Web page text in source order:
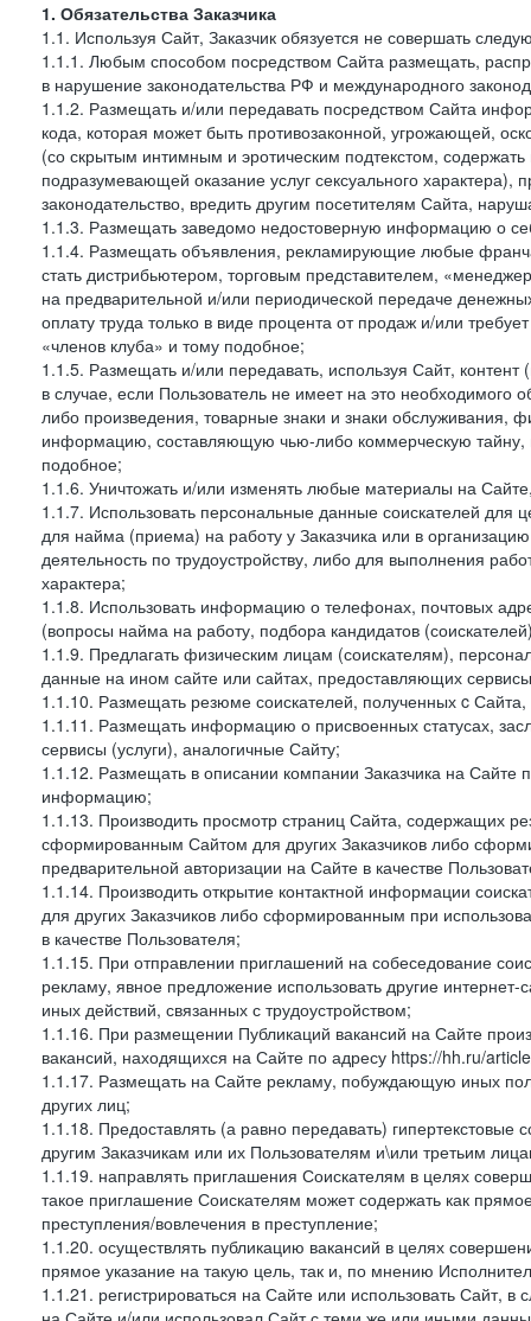
1. Обязательства Заказчика
1.1. Используя Сайт, Заказчик обязуется не совершать
1.1.1. Любым способом посредством Сайта размещать,
в нарушение законодательства РФ и международного
1.1.2. Размещать и/или передавать посредством Сайта
кода, которая может быть противозаконной, угрожающей,
(со скрытым интимным и эротическим подтекстом,
подразумевающей оказание услуг сексуального
законодательство, вредить другим посетителям Сайта,
1.1.3. Размещать заведомо недостоверную информацию о
1.1.4. Размещать объявления, рекламирующие любые
стать дистрибьютером, торговым представителем,
на предварительной и/или периодической передаче
оплату труда только в виде процента от продаж и/или
«членов клуба» и тому подобное;
1.1.5. Размещать и/или передавать, используя Сайт,
в случае, если Пользователь не имеет на это
либо произведения, товарные знаки и знаки
информацию, составляющую чью-либо коммерческую тайну,
подобное;
1.1.6. Уничтожать и/или изменять любые материалы на
1.1.7. Использовать персональные данные соискателей для
для найма (приема) на работу у Заказчика или в
деятельность по трудоустройству, либо для выполнения
характера;
1.1.8. Использовать информацию о телефонах, почтовых
(вопросы найма на работу, подбора кандидатов
1.1.9. Предлагать физическим лицам (соискателям),
данные на ином сайте или сайтах, предоставляющих
1.1.10. Размещать резюме соискателей, полученных c
1.1.11. Размещать информацию о присвоенных статусах,
сервисы (услуги), аналогичные Сайту;
1.1.12. Размещать в описании компании Заказчика на Сайте
информацию;
1.1.13. Производить просмотр страниц Сайта, содержащих
сформированным Сайтом для других Заказчиков либо
предварительной авторизации на Сайте в качестве
1.1.14. Производить открытие контактной информации
для других Заказчиков либо сформированным при
в качестве Пользователя;
1.1.15. При отправлении приглашений на собеседование
рекламу, явное предложение использовать другие
иных действий, связанных с трудоустройством;
1.1.16. При размещении Публикаций вакансий на Сайте
вакансий, находящихся на Сайте по адресу https://hh.ru/
1.1.17. Размещать на Сайте рекламу, побуждающую иных
других лиц;
1.1.18. Предоставлять (а равно передавать)
другим Заказчикам или их Пользователям и\или третьим
1.1.19. направлять приглашения Соискателям в целях
такое приглашение Соискателям может содержать как
преступления/вовлечения в преступление;
1.1.20. осуществлять публикацию вакансий в целях
прямое указание на такую цель, так и, по мнению
1.1.21. регистрироваться на Сайте или использовать Сайт,